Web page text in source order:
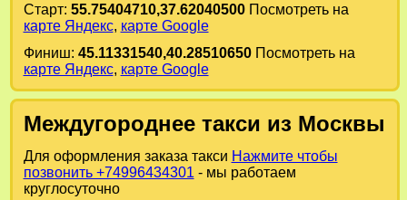
Старт: 55.75404710,37.62040500Посмотреть на
карте Яндекс, карте Google
Финиш: 45.11331540,40.28510650Посмотреть на
карте Яндекс, карте Google
Междугороднее такси из Москвы
Для оформления заказа такси Нажмите чтобы
позвонить +74996434301 - мы работаем
круглосуточно